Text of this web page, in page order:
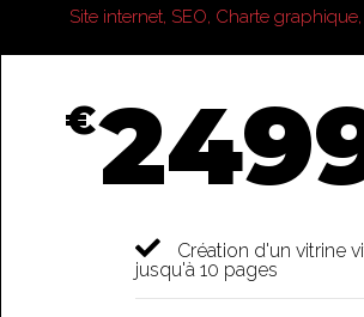
Site internet, SEO, Charte graphique,
€
Création d'un vitrine
jusqu'à 10 pages​